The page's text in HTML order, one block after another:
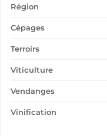
Région
Cépages
Terroirs
Viticulture
Vendanges
Vinification